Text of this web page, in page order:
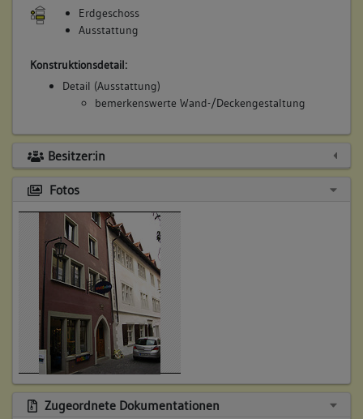
Erdgeschoss
Ausstattung
Konstruktionsdetail:
Detail (Ausstattung)
bemerkenswerte Wand-/Deckengestaltung
Besitzer:in
Fotos
Zugeordnete Dokumentationen